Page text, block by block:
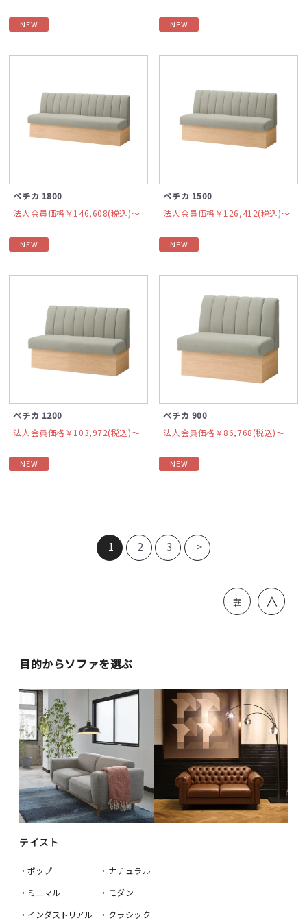
NEW NEW
ベチカ 1800
法人会員価格￥146,608(税込)〜
NEW
ベチカ 1500
法人会員価格￥126,412(税込)〜
NEW
ベチカ 1200
法人会員価格￥103,972(税込)〜
NEW
ベチカ 900
法人会員価格￥86,768(税込)〜
NEW
1 2 3 >
＞
目的からソファを選ぶ
テイスト
・ポップ
・ミニマル
・インダストリアル
・ナチュラル
・モダン
・クラシック